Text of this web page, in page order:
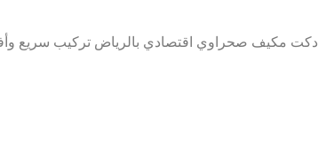
دكت مكيف صحراوي اقتصادي بالرياض تركيب سريع وأفضل سعر